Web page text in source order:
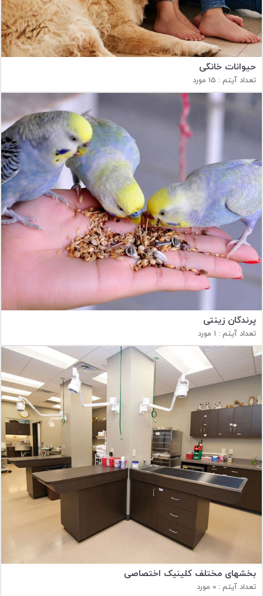
حیوانات خانگی
تعداد آیتم : 15 مورد
پرندگان زینتی
تعداد آیتم : 1 مورد
بخشهای مختلف کلینیک اختصاصی
تعداد آیتم : 0 مورد